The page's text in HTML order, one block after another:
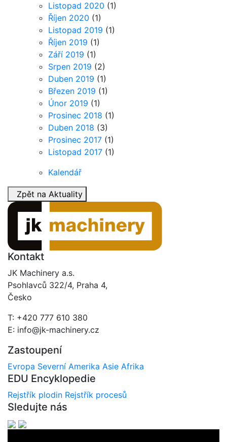
Listopad 2020 (1)
Říjen 2020 (1)
Listopad 2019 (1)
Říjen 2019 (1)
Září 2019 (1)
Srpen 2019 (2)
Duben 2019 (1)
Březen 2019 (1)
Únor 2019 (1)
Prosinec 2018 (1)
Duben 2018 (3)
Prosinec 2017 (1)
Listopad 2017 (1)
Kalendář
Zpět na Aktuality
Kontakt
JK Machinery a.s.
Psohlavců 322/4, Praha 4,
Česko
T: +420 777 610 380
E: info@jk-machinery.cz
Zastoupení
Evropa Severní Amerika Asie Afrika
EDU Encyklopedie
Rejstřík plodin Rejstřík procesů
Sledujte nás